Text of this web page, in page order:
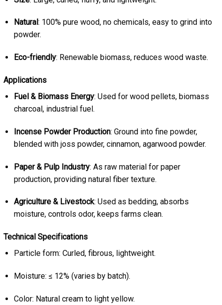
Natural : 100% pure wood, no chemicals, easy to grind into
powder.
Eco-friendly: Renewable biomass, reduces wood waste.
Applications
Fuel & Biomass Energy: Used for wood pellets, biomass
charcoal, industrial fuel.
Incense Powder Production: Ground into fine powder,
blended with joss powder, cinnamon, agarwood powder.
Paper & Pulp Industry: As raw material for paper
production, providing natural fiber texture.
Agriculture & Livestock: Used as bedding, absorbs
moisture, controls odor, keeps farms clean.
Technical Specifications
Particle form: Curled, fibrous, lightweight.
Moisture: ≤ 12% (varies by batch).
Color: Natural cream to light yellow.